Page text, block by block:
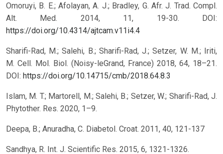
Omoruyi, B. E.; Afolayan, A. J.; Bradley, G. Afr. J. Trad. Compl.
Alt. Med. 2014, 11, 19-30. DOI:
https://doi.org/10.4314/ajtcam.v11i4.4
Sharifi-Rad, M.; Salehi, B.; Sharifi-Rad, J.; Setzer, W. M.; Iriti,
M. Cell. Mol. Biol. (Noisy-leGrand, France) 2018, 64, 18–21.
DOI: https://doi.org/10.14715/cmb/2018.64.8.3
Islam, M. T.; Martorell, M.; Salehi, B.; Setzer, W.; Sharifi-Rad, J.
Phytother. Res. 2020, 1–9.
Deepa, B.; Anuradha, C. Diabetol. Croat. 2011, 40, 121-137
Sandhya, R. Int. J. Scientific Res. 2015, 6, 1321-1326.